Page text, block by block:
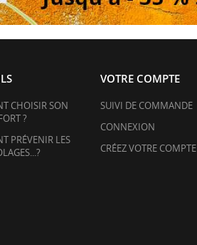
CHOISIR SON
?
PRÉVENIR LES
VOTRE COMPTE
SUIVI DE COMMANDE
CONNEXION
CRÉEZ VOTRE COMPTE